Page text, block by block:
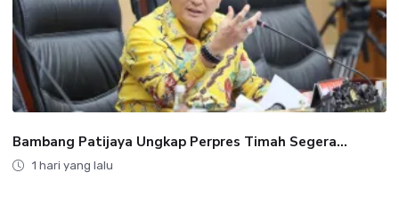
Bambang Patijaya Ungkap Perpres Timah Segera...
1 hari yang lalu